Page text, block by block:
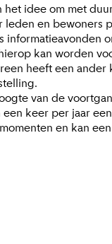
idee om met
en bewoners
informatieavonden
kan worden
heeft een
van de
keer per jaar
en kan